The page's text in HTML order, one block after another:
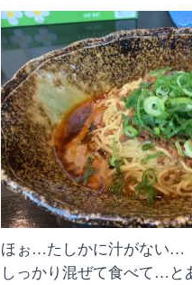
ほぉ…たしかに汁がない…
しっかり混ぜて食べて…と